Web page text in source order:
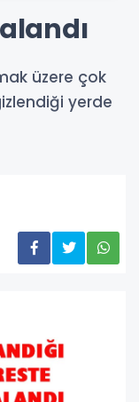
üzere çok
yerde